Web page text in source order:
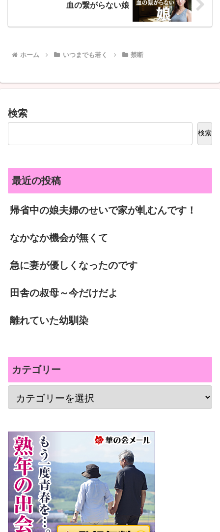
血の繋がらない娘
ホーム いつまでも若く 禁断
検索
検索
最近の投稿
帰省中の娘夫婦のせいで家が軋むんです！
なかなか機会が無くて
急に妻が優しくなったのです
田舎の叔母～今だけだよ
離れていた幼馴染
カテゴリー